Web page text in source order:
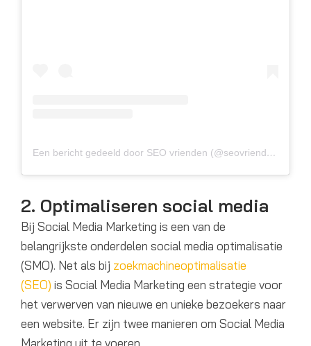
Een bericht gedeeld door SEO vrienden (@seovrienden)
2. Optimaliseren social media
Bij Social Media Marketing is een van de
belangrijkste onderdelen social media optimalisatie
(SMO). Net als bij zoekmachineoptimalisatie
(SEO) is Social Media Marketing een strategie voor
het verwerven van nieuwe en unieke bezoekers naar
een website. Er zijn twee manieren om Social Media